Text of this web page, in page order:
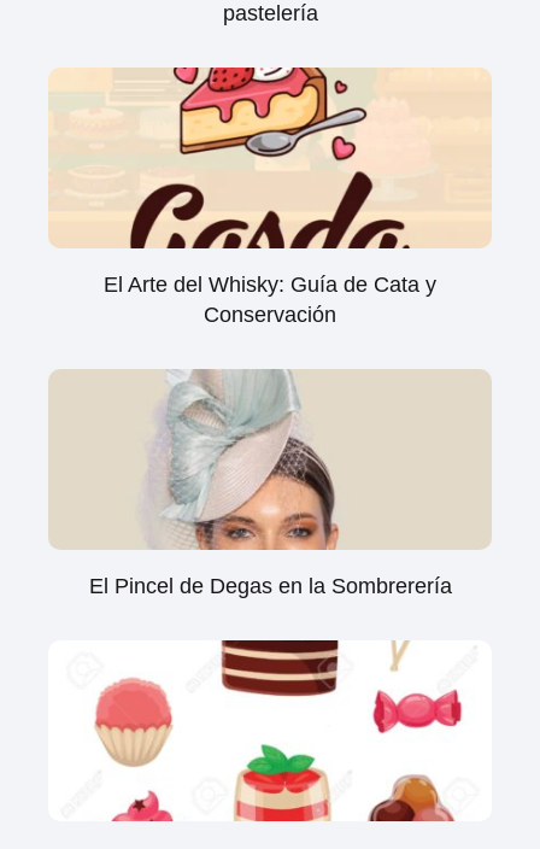
pastelería
El Arte del Whisky: Guía de Cata y
Conservación
El Pincel de Degas en la Sombrerería